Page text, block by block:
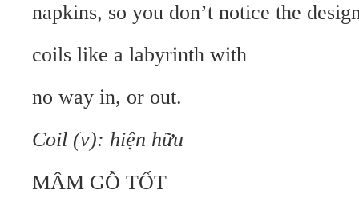
napkins, so you don’t notice the
coils like a labyrinth with
no way in, or out.
Coil (v): hiện hữu
MÂM GỖ TỐT